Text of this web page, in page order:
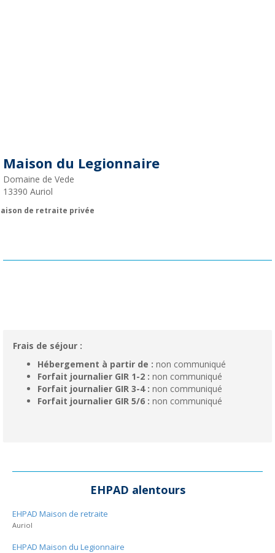
Maison du Legionnaire
Domaine de Vede
13390 Auriol
de retraite privée
Frais de séjour :
Hébergement à partir de : non communiqué
Forfait journalier GIR 1-2 : non communiqué
Forfait journalier GIR 3-4 : non communiqué
Forfait journalier GIR 5/6 : non communiqué
EHPAD alentours
EHPAD Maison de retraite
Auriol
EHPAD Maison du Legionnaire